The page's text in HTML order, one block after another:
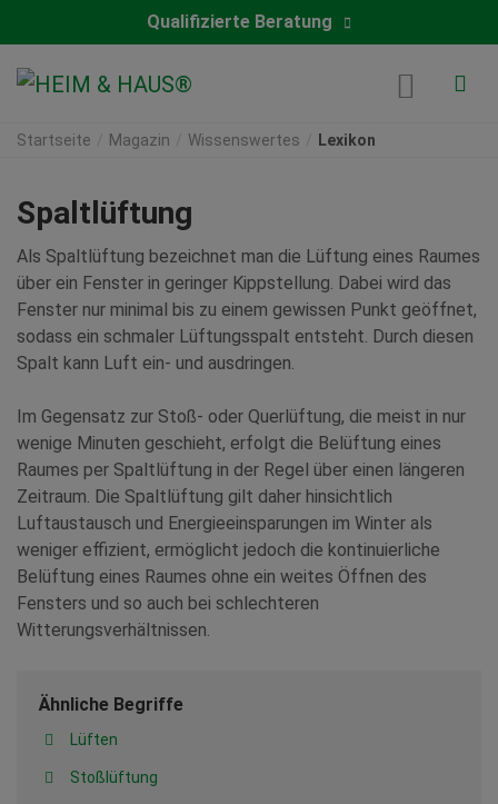
Qualifizierte Beratung
Startseite Magazin Wissenswertes Lexikon
Spaltlüftung
Als Spaltlüftung bezeichnet man die Lüftung eines Raumes
über ein Fenster in geringer Kippstellung. Dabei wird das
Fenster nur minimal bis zu einem gewissen Punkt geöffnet,
sodass ein schmaler Lüftungsspalt entsteht. Durch diesen
Spalt kann Luft ein- und ausdringen.
Im Gegensatz zur Stoß- oder Querlüftung, die meist in nur
wenige Minuten geschieht, erfolgt die Belüftung eines
Raumes per Spaltlüftung in der Regel über einen längeren
Zeitraum. Die Spaltlüftung gilt daher hinsichtlich
Luftaustausch und Energieeinsparungen im Winter als
weniger effizient, ermöglicht jedoch die kontinuierliche
Belüftung eines Raumes ohne ein weites Öffnen des
Fensters und so auch bei schlechteren
Witterungsverhältnissen.
Ähnliche Begriffe
Lüften
Stoßlüftung